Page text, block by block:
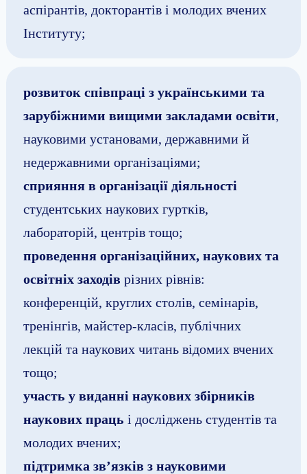
аспірантів, докторантів і молодих вчених
Інституту;
розвиток співпраці з українськими та
зарубіжними вищими закладами освіти,
науковими установами, державними й
недержавними організаціями;
сприяння в організації діяльності
студентських наукових гуртків,
лабораторій, центрів тощо;
проведення організаційних, наукових та
освітніх заходів різних рівнів:
конференцій, круглих столів, семінарів,
тренінгів, майстер-класів, публічних
лекцій та наукових читань відомих вчених
тощо;
участь у виданні наукових збірників
наукових праць і досліджень студентів та
молодих вчених;
підтримка зв’язків з науковими